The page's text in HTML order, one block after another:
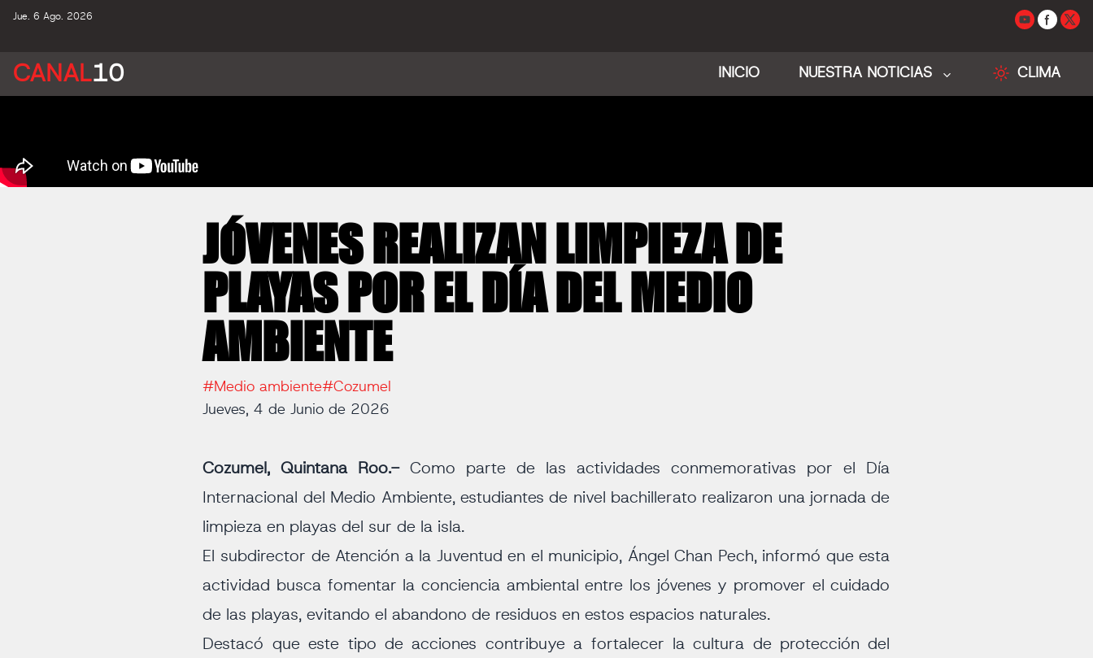
Jue. 6 Ago. 2026
CANAL10 INICIO NUESTRA NOTICIAS CLIMA
JÓVENES REALIZAN LIMPIEZA DE
PLAYAS POR EL DÍA DEL MEDIO
AMBIENTE
#Medio ambiente#Cozumel
Jueves, 4 de Junio de 2026
Cozumel, Quintana Roo.-Como parte de las actividades conmemorativas por el Día
Internacional del Medio Ambiente, estudiantes de nivel bachillerato realizaron una jornada de
limpieza en playas del sur de la isla.
El subdirector de Atención a la Juventud en el municipio, Ángel Chan Pech, informó que esta
actividad busca fomentar la conciencia ambiental entre los jóvenes y promover el cuidado
de las playas, evitando el abandono de residuos en estos espacios naturales.
Destacó que este tipo de acciones contribuye a fortalecer la cultura de protección del